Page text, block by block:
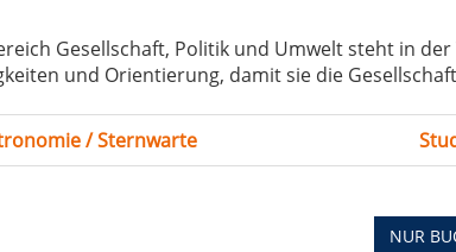
Gesellschaft, Politik und Umwelt steht in
und Orientierung, damit sie die
/ Sternwarte
NUR